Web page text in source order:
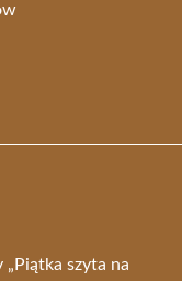
„Piątka szyta na